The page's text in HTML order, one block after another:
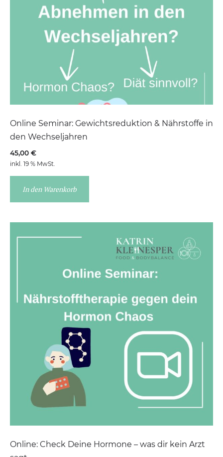
Online Seminar: Gewichtsreduktion & Nährstoffe in
den Wechseljahren
45,00 €
inkl. 19 % MwSt.
In den Warenkorb
Online: Check Deine Hormone – was dir kein Arzt